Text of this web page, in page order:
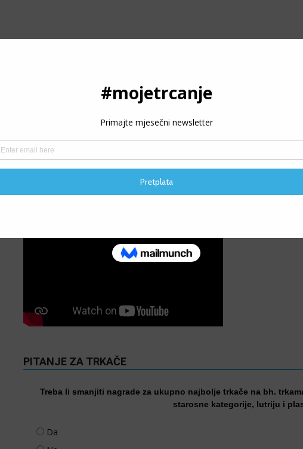
Moje trčanje - trcanje.net
PITANJE ZA TRKAČE
Treba li smanjiti nagrade za ukupno najbolje trkače na bh.
starosne kategorije, lutriju i
Da